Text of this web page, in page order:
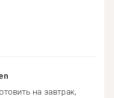
на завтрак,